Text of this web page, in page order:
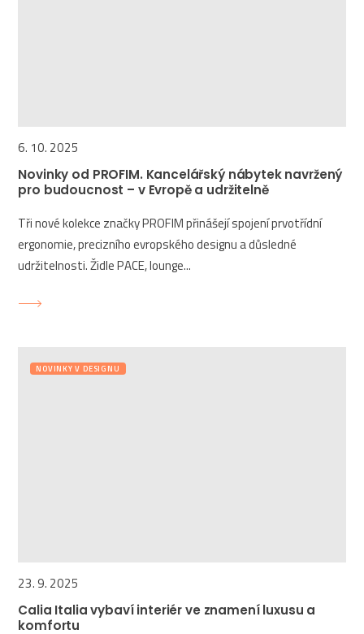
6. 10. 2025
Novinky od PROFIM. Kancelářský nábytek navržený
pro budoucnost – v Evropě a udržitelně
Tři nové kolekce značky PROFIM přinášejí spojení prvotřídní
ergonomie, precizního evropského designu a důsledné
udržitelnosti. Židle PACE, lounge...
NOVINKY V DESIGNU
23. 9. 2025
Calia Italia vybaví interiér ve znamení luxusu a
komfortu